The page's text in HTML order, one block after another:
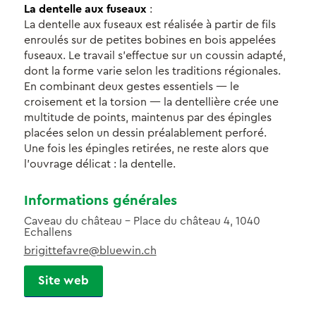
La dentelle aux fuseaux :
La dentelle aux fuseaux est réalisée à partir de fils
enroulés sur de petites bobines en bois appelées
fuseaux. Le travail s’effectue sur un coussin adapté,
dont la forme varie selon les traditions régionales.
En combinant deux gestes essentiels — le
croisement et la torsion — la dentellière crée une
multitude de points, maintenus par des épingles
placées selon un dessin préalablement perforé.
Une fois les épingles retirées, ne reste alors que
l’ouvrage délicat : la dentelle.
Informations générales
Caveau du château - Place du château 4, 1040
Echallens
brigittefavre@bluewin.ch
Site web